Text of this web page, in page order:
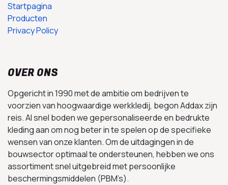
Startpagina
Producten
Privacy Policy
OVER ONS
Opgericht in 1990 met de ambitie om bedrijven te
voorzien van hoogwaardige werkkledij, begon Addax zijn
reis. Al snel boden we gepersonaliseerde en bedrukte
kleding aan om nog beter in te spelen op de specifieke
wensen van onze klanten. Om de uitdagingen in de
bouwsector optimaal te ondersteunen, hebben we ons
assortiment snel uitgebreid met persoonlijke
beschermingsmiddelen (PBM’s).